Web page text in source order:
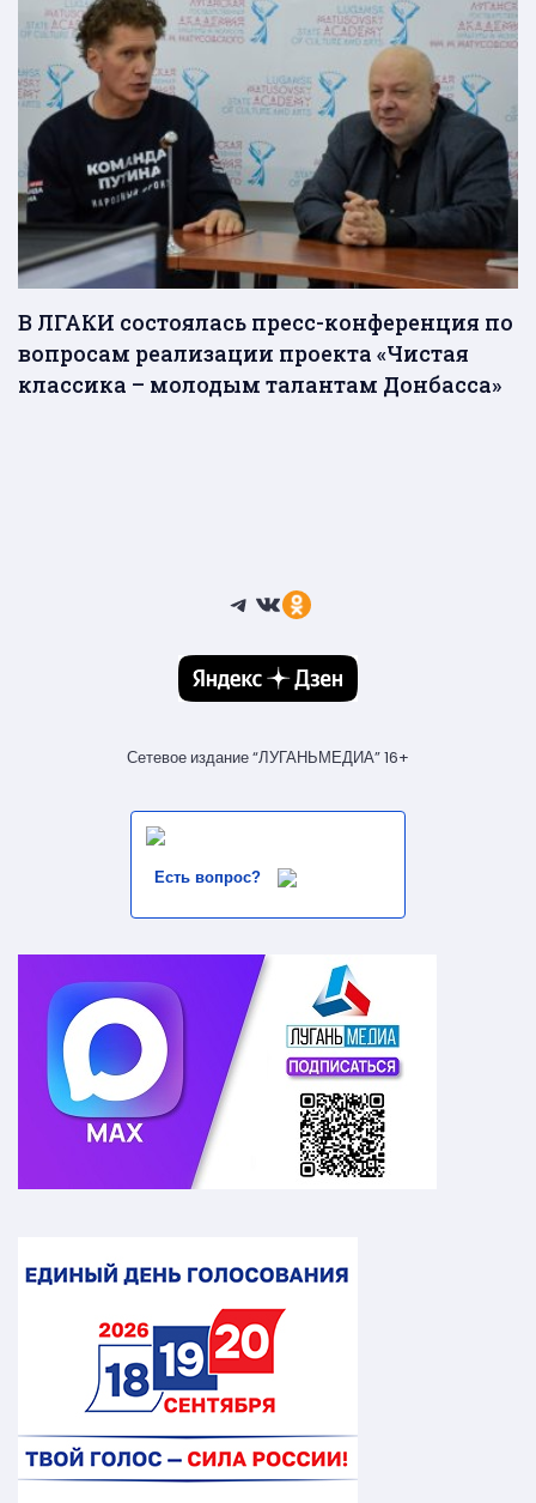
В ЛГАКИ состоялась пресс-конференция по
вопросам реализации проекта «Чистая
классика – молодым талантам Донбасса»
Telegram
ВКонтакте
Ссылка
Сетевое издание “ЛУГАНЬМЕДИА” 16+
Есть вопрос?